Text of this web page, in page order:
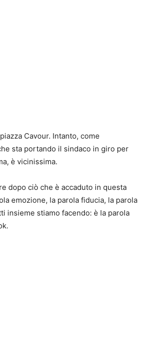
Cavour. Intanto, come
sta portando il sindaco in giro per
è vicinissima.
dopo ciò che è accaduto in questa
emozione, la parola fiducia, la parola
insieme stiamo facendo: è la parola